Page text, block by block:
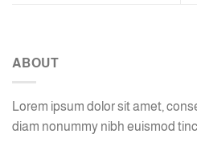
ABOUT
Lorem ipsum dolor sit amet,
diam nonummy nibh euismod